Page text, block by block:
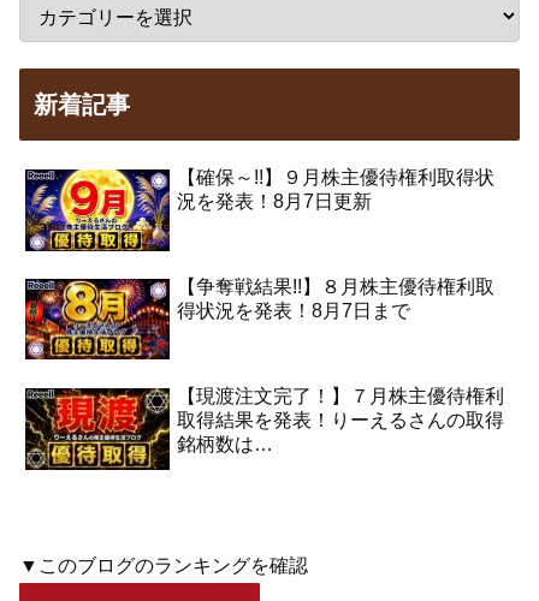
新着記事
【確保～!!】９月株主優待権利取得状
況を発表！8月7日更新
【争奪戦結果!!】８月株主優待権利取
得状況を発表！8月7日まで
【現渡注文完了！】７月株主優待権利
取得結果を発表！りーえるさんの取得
銘柄数は…
▼このブログのランキングを確認